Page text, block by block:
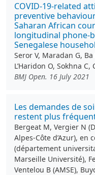
COVID-19-related
preventive
Saharan African
longitudinal phone-
Senegalese
Seror V, Maradan G,
L’Haridon O, Sokhna C,
BMJ Open. 16 July 2021
Les demandes de
restent plus
Bergeat M, Vergier N
Alpes-Côte d’Azur), en
(département
Marseille Université),
Ventelou B (AMSE),